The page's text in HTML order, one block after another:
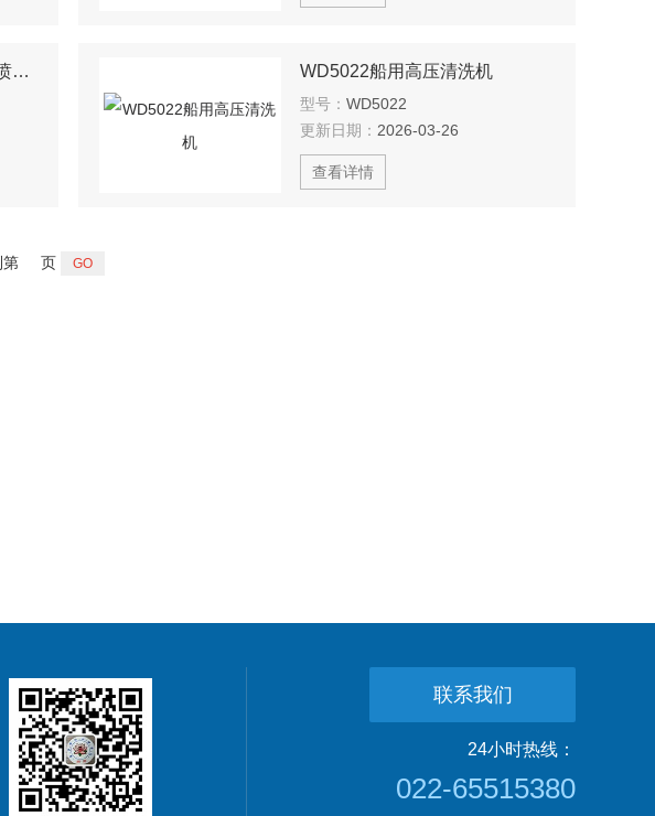
WD150/531500公斤船体水喷砂除锈清洗机 高压清洗机 WD5022船用高压清洗机
型号： WD5022
更新日期： 2026-03-26
查看详情
页
联系我们
24小时热线：
022-65515380